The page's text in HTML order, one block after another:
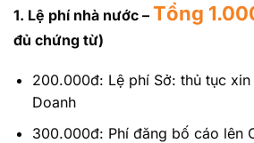
1. Lệ phí nhà nước – Tổng
đủ chứng từ)
200.000đ: Lệ phí Sở: thủ tục
Doanh
300.000đ: Phí đăng bố cáo lên